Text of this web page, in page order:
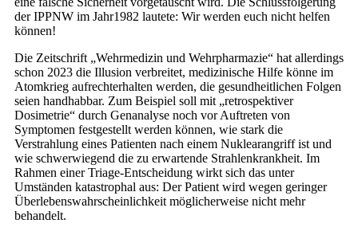
der IPPNW im Jahr1982 lautete: Wir werden euch nicht helfen
können!
Die Zeitschrift „Wehrmedizin und Wehrpharmazie“ hat allerdings
schon 2023 die Illusion verbreitet, medizinische Hilfe könne im
Atomkrieg aufrechterhalten werden, die gesundheitlichen Folgen
seien handhabbar. Zum Beispiel soll mit „retrospektiver
Dosimetrie“ durch Genanalyse noch vor Auftreten von
Symptomen festgestellt werden können, wie stark die
Verstrahlung eines Patienten nach einem Nuklearangriff ist und
wie schwerwiegend die zu erwartende Strahlenkrankheit. Im
Rahmen einer Triage-Entscheidung wirkt sich das unter
Umständen katastrophal aus: Der Patient wird wegen geringer
Überlebenswahrscheinlichkeit möglicherweise nicht mehr
behandelt.